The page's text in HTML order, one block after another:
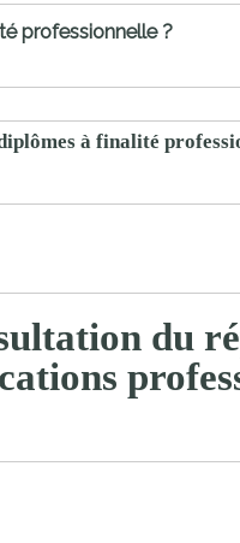
proches de
Buis
Visiter,
et
professionnelle ?
à finalité
du